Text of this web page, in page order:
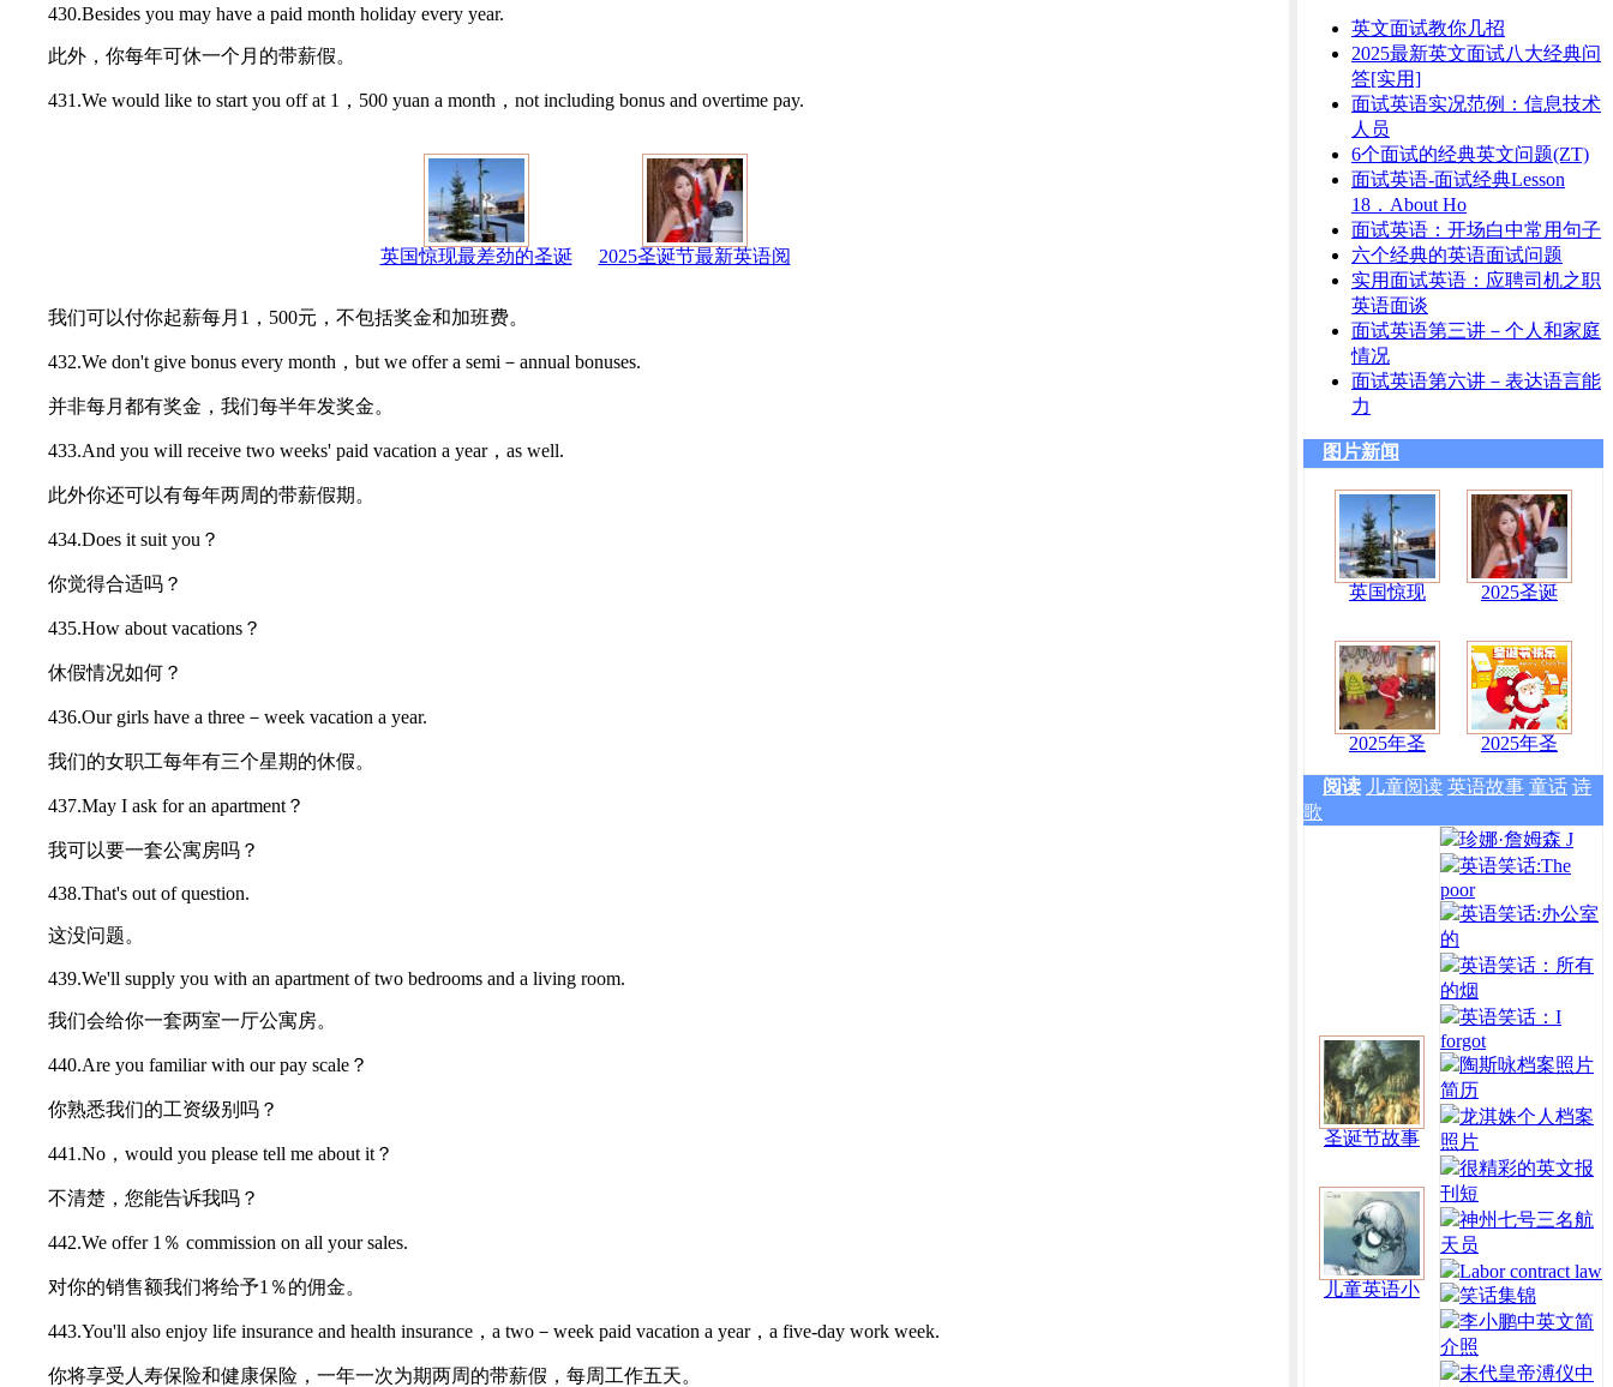
430.Besides you may have a paid month holiday every year.
此外，你每年可休一个月的带薪假。
431.We would like to start you off at 1，500 yuan a month，not including bonus and overtime pay.
英国惊现最差劲的圣诞 2025圣诞节最新英语阅
我们可以付你起薪每月1，500元，不包括奖金和加班费。
432.We don't give bonus every month，but we offer a semi－annual bonuses.
并非每月都有奖金，我们每半年发奖金。
433.And you will receive two weeks' paid vacation a year，as well.
此外你还可以有每年两周的带薪假期。
434.Does it suit you？
你觉得合适吗？
435.How about vacations？
休假情况如何？
436.Our girls have a three－week vacation a year.
我们的女职工每年有三个星期的休假。
437.May I ask for an apartment？
我可以要一套公寓房吗？
438.That's out of question.
这没问题。
439.We'll supply you with an apartment of two bedrooms and a living room.
我们会给你一套两室一厅公寓房。
440.Are you familiar with our pay scale？
你熟悉我们的工资级别吗？
441.No，would you please tell me about it？
不清楚，您能告诉我吗？
442.We offer 1％ commission on all your sales.
对你的销售额我们将给予1％的佣金。
443.You'll also enjoy life insurance and health insurance，a two－week paid vacation a year，a five-day work week.
你将享受人寿保险和健康保险，一年一次为期两周的带薪假，每周工作五天。
英文面试教你几招
2025最新英文面试八大经典问
答[实用]
面试英语实况范例：信息技术
人员
6个面试的经典英文问题(ZT)
面试英语-面试经典Lesson
18．About Ho
面试英语：开场白中常用句子
六个经典的英语面试问题
实用面试英语：应聘司机之职
英语面谈
面试英语第三讲－个人和家庭
情况
面试英语第六讲－表达语言能
力
图片新闻
英国惊现 2025圣诞
2025年圣 2025年圣
阅读 儿童阅读 英语故事 童话 诗
歌
圣诞节故事
儿童英语小
珍娜·詹姆森 J
英语笑话:The
poor
英语笑话:办公室
的
英语笑话：所有
的烟
英语笑话：I
forgot
陶斯咏档案照片
简历
龙淇姝个人档案
照片
很精彩的英文报
刊短
神州七号三名航
天员
Labor contract law
笑话集锦
李小鹏中英文简
介照
末代皇帝溥仪中